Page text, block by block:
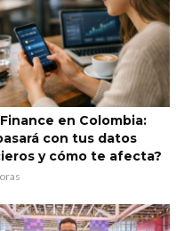
en Colombia:
con tus datos
y cómo te afecta?